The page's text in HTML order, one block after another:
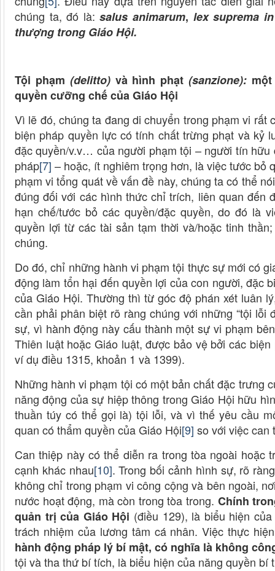
chúng ta, đó là:salus animarum, lex suprema
thượng trong Giáo Hội.
Tội phạm (delitto)và hình phạt(sanzione):
quyền cưỡng chế của Giáo Hội
Vì lẽ đó, chúng ta đang di chuyển trong phạm vi rất
biện pháp quyền lực có tính chất trừng phạt và kỷ
đặc quyền/v.v… của người phạm tội – người tín
pháp[7] – hoặc, ít nghiêm trọng hơn, là việc tước bỏ
phạm vi tổng quát về vấn đề này, chúng ta có thể
đúng đối với các hình thức chỉ trích, liên quan
hạn chế/tước bỏ các quyền/đặc quyền, do đó là
quyền lợi từ các tài sản tạm thời và/hoặc tinh
chúng.
Do đó, chỉ những hành vi phạm tội thực sự mới có
động làm tổn hại đến quyền lợi của con người, đặc
của Giáo Hội. Thường thì từ góc độ phán xét luân
cần phải phân biệt rõ ràng chúng với những “tội
sự, vì hành động này cấu thành một sự vi phạm
Thiên luật hoặc Giáo luật, được bảo vệ bởi các
ví dụ điều 1315, khoản 1 và 1399).
Những hành vi phạm tội có một bản chất đặc trưng
năng động của sự hiệp thông trong Giáo Hội hữu
thuần túy có thể gọi là) tội lỗi, và vì thế yêu cầu
quan có thẩm quyền của Giáo Hội[9] so với việc can
Can thiệp này có thể diễn ra trong tòa ngoài hoặc
cạnh khác nhau[10]. Trong bối cảnh hình sự, rõ
không chỉ trong phạm vi công cộng và bên ngoài,
nước hoạt động, mà còn trong tòa trong. Chính
quản trị của Giáo Hội (điều 129), là biểu hiện
trách nhiệm của lương tâm cá nhân. Việc thực
hành động pháp lý bí mật, có nghĩa là không
tội và tha thứ bí tích, là biểu hiện của năng quyền bí